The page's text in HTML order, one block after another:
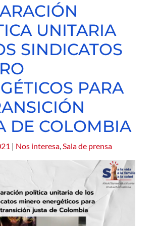
UNITARIA
SINDICATOS
PARA
DE COLOMBIA
| Nos interesa,Sala de prensa